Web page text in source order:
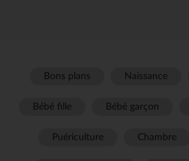
Bons plans Naissance
Bébé fille Bébé garçon
Puériculture Chambre